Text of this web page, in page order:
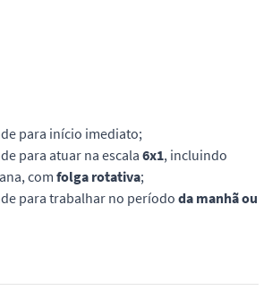
para início imediato;
para atuar na escala 6x1, incluindo
comfolga rotativa;
para trabalhar no período da manhã ou